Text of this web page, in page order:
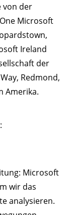
von der
Microsoft
Ireland
der
Redmond,
Amerika.
Microsoft
wir das
analysieren.